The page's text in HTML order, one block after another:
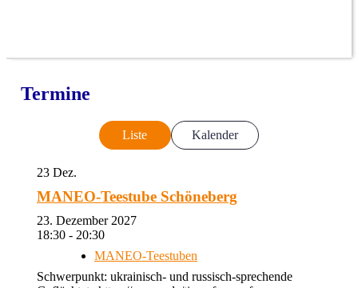
Termine
Liste Kalender
23 Dez.
MANEO-Teestube Schöneberg
23. Dezember 2027
18:30 - 20:30
MANEO-Teestuben
Schwerpunkt: ukrainisch- und russisch-sprechende